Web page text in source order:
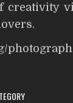
creativity